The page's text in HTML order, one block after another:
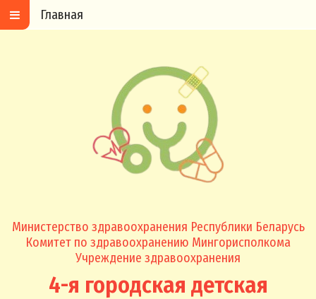
Министерство здравоохранения Республики Беларусь
Комитет по здравоохранению Мингорисполкома
Учреждение здравоохранения
4-я городская детская
Главная